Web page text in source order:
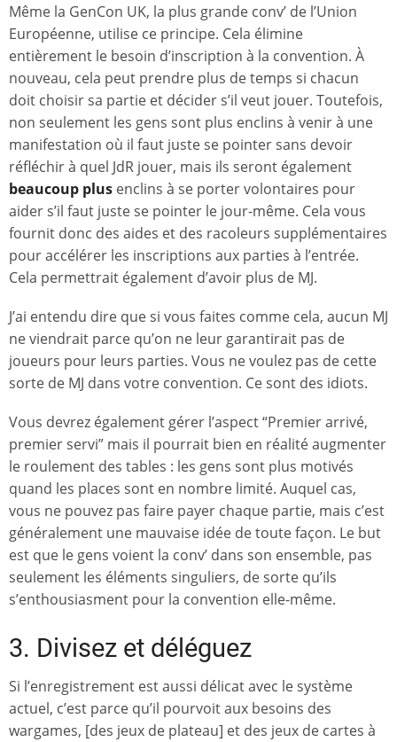
Même la GenCon UK, la plus grande conv’ de l’Union
Européenne, utilise ce principe. Cela élimine
entièrement le besoin d’inscription à la convention. À
nouveau, cela peut prendre plus de temps si chacun
doit choisir sa partie et décider s’il veut jouer. Toutefois,
non seulement les gens sont plus enclins à venir à une
manifestation où il faut juste se pointer sans devoir
réfléchir à quel JdR jouer, mais ils seront également
beaucoup plus enclins à se porter volontaires pour
aider s’il faut juste se pointer le jour-même. Cela vous
fournit donc des aides et des racoleurs supplémentaires
pour accélérer les inscriptions aux parties à l’entrée.
Cela permettrait également d’avoir plus de MJ.
J’ai entendu dire que si vous faites comme cela, aucun MJ
ne viendrait parce qu’on ne leur garantirait pas de
joueurs pour leurs parties. Vous ne voulez pas de cette
sorte de MJ dans votre convention. Ce sont des idiots.
Vous devrez également gérer l’aspect “Premier arrivé,
premier servi” mais il pourrait bien en réalité augmenter
le roulement des tables : les gens sont plus motivés
quand les places sont en nombre limité. Auquel cas,
vous ne pouvez pas faire payer chaque partie, mais c’est
généralement une mauvaise idée de toute façon. Le but
est que le gens voient la conv’ dans son ensemble, pas
seulement les éléments singuliers, de sorte qu’ils
s’enthousiasment pour la convention elle-même.
3. Divisez et déléguez
Si l’enregistrement est aussi délicat avec le système
actuel, c’est parce qu’il pourvoit aux besoins des
wargames, [des jeux de plateau] et des jeux de cartes à